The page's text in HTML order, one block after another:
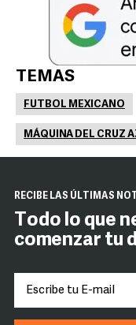
TEMAS
FUTBOL MEXICANO
MÁQUINA DEL CRUZ
RECIBE LAS ÚLTIMAS
Todo lo que
comenzar tu